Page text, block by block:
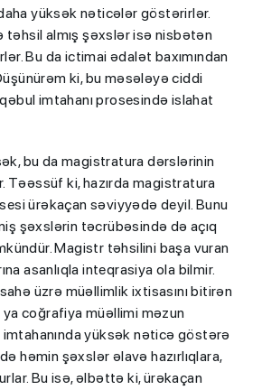
yüksək nəticələr göstərirlər.
təhsil almış şəxslər isə nisbətən
Bu da ictimai ədalət baxımından
ki, bu məsələyə ciddi
imtahanı prosesində islahat
bu da magistratura dərslərinin
Təəssüf ki, hazırda magistratura
ürəkaçan səviyyədə deyil. Bunu
şəxslərin təcrübəsində də açıq
Magistr təhsilini başa vuran
asanlıqla inteqrasiya ola bilmir.
üzrə müəllimlik ixtisasını bitirən
coğrafiya müəllimi məzun
yüksək nəticə göstərə
həmin şəxslər əlavə hazırlıqlara,
Bu isə, əlbəttə ki, ürəkaçan